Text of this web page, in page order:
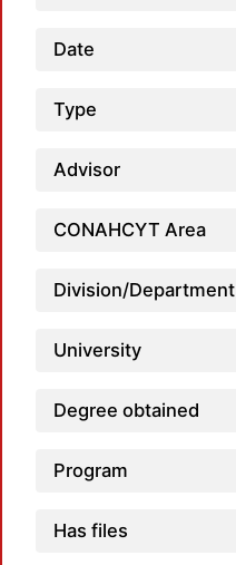
Date
Type
Advisor
CONAHCYT Area
Division/Department
University
Degree obtained
Program
Has files